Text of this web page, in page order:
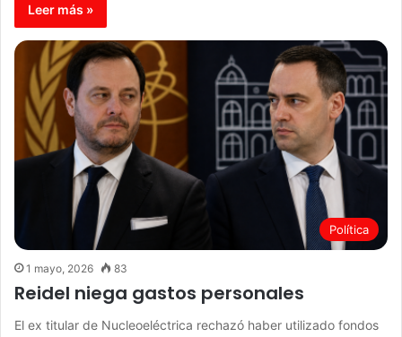
Leer más »
Política
1 mayo, 2026 83
Reidel niega gastos personales
El ex titular de Nucleoeléctrica rechazó haber utilizado fondos